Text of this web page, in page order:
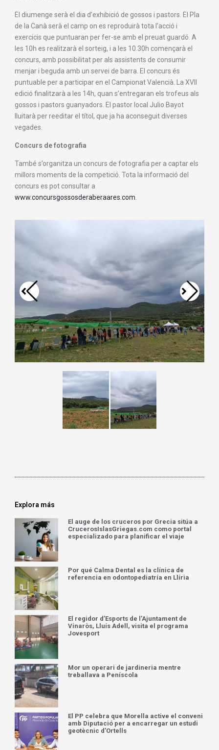
El diumenge serà el dia d’exhibició de gossos i pastors. El Pla
de la Canà serà el camp on es reproduirà tota l’acció i
exercicis que puntuaran per fer-se amb el preuat guardó. A
les 10h es realitzarà el sorteig, i a les 10.30h començarà el
concurs, amb possibilitat per als assistents de consumir
menjar i beguda amb un servei de barra. El concurs és
puntuable per a participar en el Campionat Valencià. La XVII
edició finalitzarà a les 14h, quan s’entregaran els trofeus als
gossos i pastors guanyadors. El pastor local Julio Bayot
lluitarà per reeditar el títol, que ja ha aconseguit diverses
vegades.
Concurs de fotografia
També s’organitza un concurs de fotografia per a captar els
millors moments de la competició. Tota la informació del
concurs es pot consultar a
www.concursgossosderaberaares.com
Explora más
El auge de los cruceros por Grecia sitúa a
CrucerosIslasGriegas.com como portal
especializado para planificar el viaje
Por qué Calma Dental es la clínica de
referencia en odontopediatría en Llíria
El regidor d’Esports de l’Ajuntament de
Vinaròs, Lluís Adell, visita el programa
Jovesport
Mor un operari de jardineria mentre
treballava a Peníscola
El PP celebra que Morella active el conveni
amb Diputació per a encarregar un estudi
geotècnic d’Ortells